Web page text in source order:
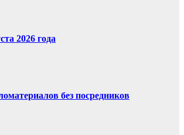
2026 года
без посредников